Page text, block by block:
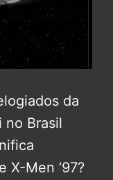
da
no Brasil
X-Men ’97?